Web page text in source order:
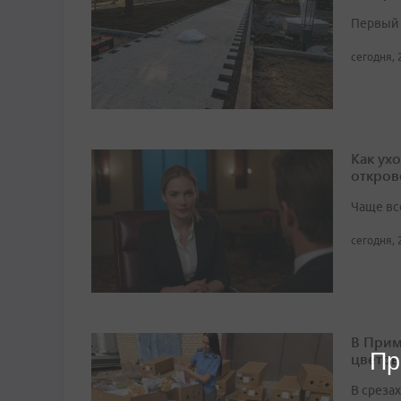
Первый
сегодня,
Как
Чаще
сегодня,
В
В